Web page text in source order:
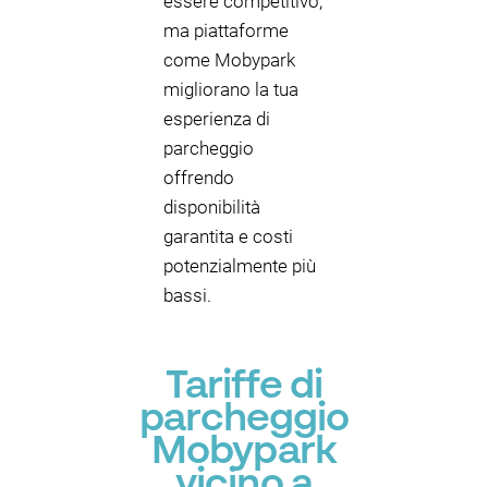
ma piattaforme
come Mobypark
migliorano la tua
esperienza di
parcheggio
offrendo
disponibilità
garantita e costi
potenzialmente più
bassi.
Tariffe di
parcheggio
Mobypark